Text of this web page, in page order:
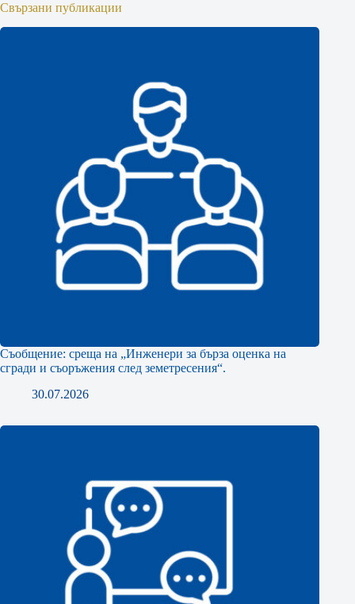
Свързани публикации
Съобщение: среща на „Инженери за бърза оценка на
сгради и съоръжения след земетресения“.
30.07.2026